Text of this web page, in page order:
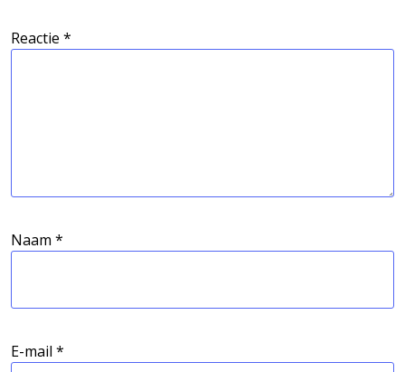
Reactie *
Naam *
E-mail *